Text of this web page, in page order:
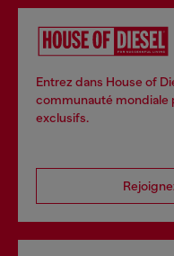
Entrez dans House of
communauté mondiale
exclusifs.